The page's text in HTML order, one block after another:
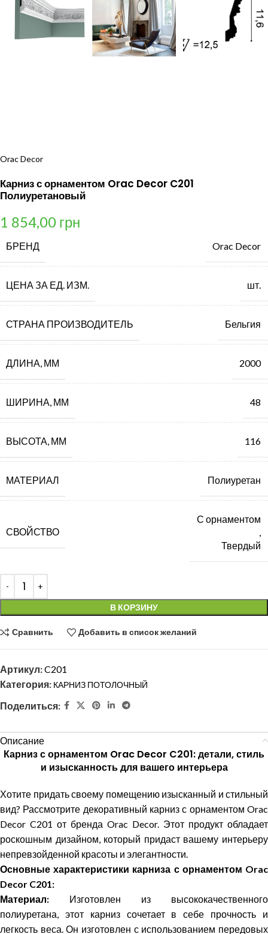
Orac Decor
Карниз с орнаментом Orac Decor C201
Полиуретановый
1 854,00 грн
БРЕНД Orac Decor
ЦЕНА ЗА ЕД. ИЗМ. шт.
СТРАНА ПРОИЗВОДИТЕЛЬ Бельгия
ДЛИНА, ММ 2000
ШИРИНА, ММ 48
ВЫСОТА, ММ 116
МАТЕРИАЛ Полиуретан
СВОЙСТВО
С орнаментом
Твердый
В КОРЗИНУ
Сравнить Добавить в список желаний
Артикул:C201
Категория: КАРНИЗ ПОТОЛОЧНЫЙ
Поделиться:
Описание
Карниз с орнаментом Orac Decor C201: детали, стиль
и изысканность для вашего интерьера
Хотите придать своему помещению изысканный и стильный
вид? Рассмотрите декоративный карниз с орнаментом Orac
Decor C201 от бренда Orac Decor. Этот продукт обладает
роскошным дизайном, который придаст вашему интерьеру
непревзойденной красоты и элегантности.
Основные характеристики карниза с орнаментом Orac
Decor C201:
Материал: Изготовлен из высококачественного
полиуретана, этот карниз сочетает в себе прочность и
легкость веса. Он изготовлен с использованием передовых